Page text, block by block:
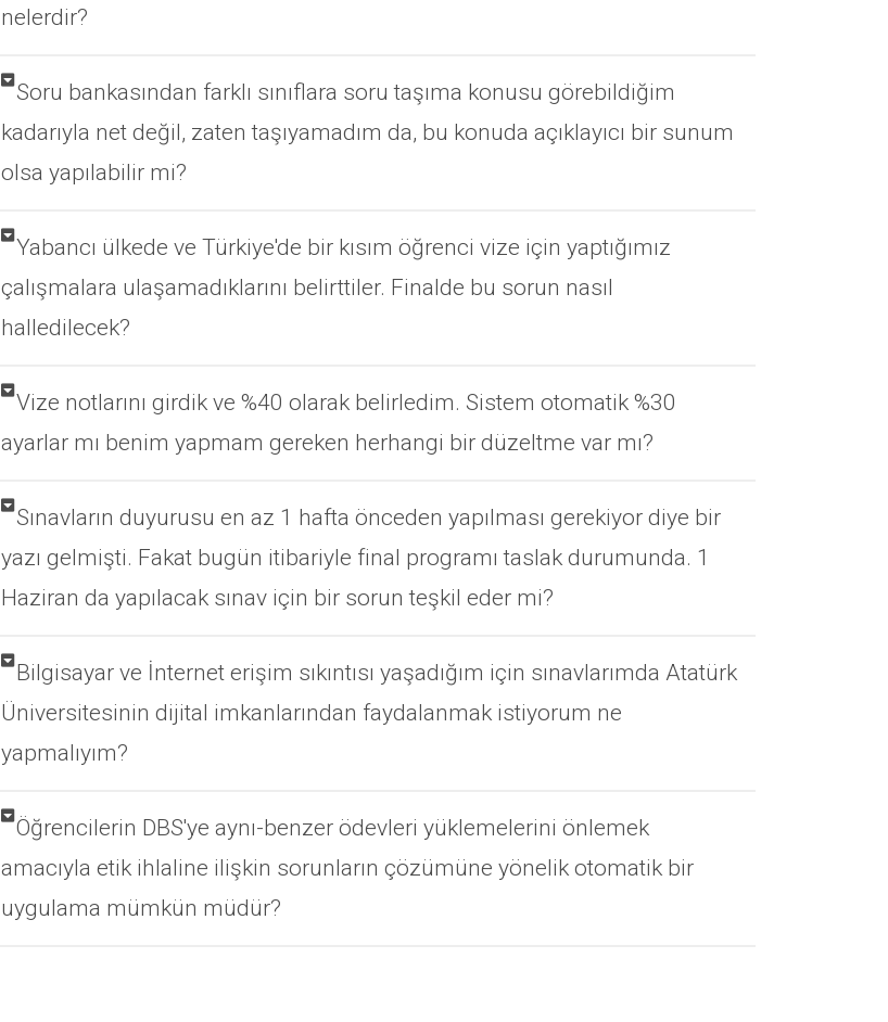
nelerdir?
Soru bankasından farklı sınıflara soru taşıma konusu görebildiğim
kadarıyla net değil, zaten taşıyamadım da, bu konuda açıklayıcı bir sunum
olsa yapılabilir mi?
Yabancı ülkede ve Türkiye'de bir kısım öğrenci vize için yaptığımız
çalışmalara ulaşamadıklarını belirttiler. Finalde bu sorun nasıl
halledilecek?
Vize notlarını girdik ve %40 olarak belirledim. Sistem otomatik %30
ayarlar mı benim yapmam gereken herhangi bir düzeltme var mı?
Sınavların duyurusu en az 1 hafta önceden yapılması gerekiyor diye bir
yazı gelmişti. Fakat bugün itibariyle final programı taslak durumunda. 1
Haziran da yapılacak sınav için bir sorun teşkil eder mi?
Bilgisayar ve İnternet erişim sıkıntısı yaşadığım için sınavlarımda Atatürk
Üniversitesinin dijital imkanlarından faydalanmak istiyorum ne
yapmalıyım?
Öğrencilerin DBS'ye aynı-benzer ödevleri yüklemelerini önlemek
amacıyla etik ihlaline ilişkin sorunların çözümüne yönelik otomatik bir
uygulama mümkün müdür?